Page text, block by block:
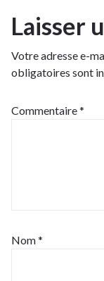
Laisser
Votre adresse e-
obligatoires sont
Commentaire*
Nom*